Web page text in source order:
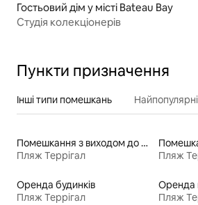
Гостьовий дім у місті Bateau Bay
Студія колекціонерів
Пункти призначення
Інші типи помешкань
Помешкання з виходом до пляжу
Пляж Террігал
Пляж
Оренда будинків
Пляж Террігал
Пляж